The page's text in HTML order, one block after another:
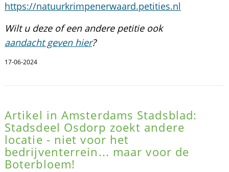
https://natuurkrimpenerwaard.petities.nl
Wilt u deze of een andere petitie ook
aandacht geven hier?
17-06-2024
Artikel in Amsterdams Stadsblad:
Stadsdeel Osdorp zoekt andere
locatie - niet voor het
bedrijventerrein... maar voor de
Boterbloem!